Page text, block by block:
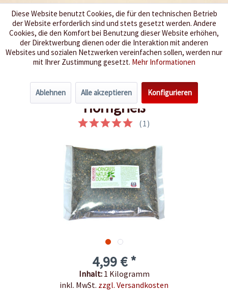
Wir würzen Ihr Leben
Menü
Übersicht für gesunde Pflanzen
Horngrieß
(1)
4,99 € *
Inhalt: 1 Kilogramm
inkl. MwSt. zzgl. Versandkosten
Diese Website benutzt Cookies, die für den technischen Betrieb
der Website erforderlich sind und stets gesetzt werden. Andere
Cookies, die den Komfort bei Benutzung dieser Website erhöhen,
der Direktwerbung dienen oder die Interaktion mit anderen
Websites und sozialen Netzwerken vereinfachen sollen, werden nur
mit Ihrer Zustimmung gesetzt. Mehr Informationen
Ablehnen Alle akzeptieren Konfigurieren